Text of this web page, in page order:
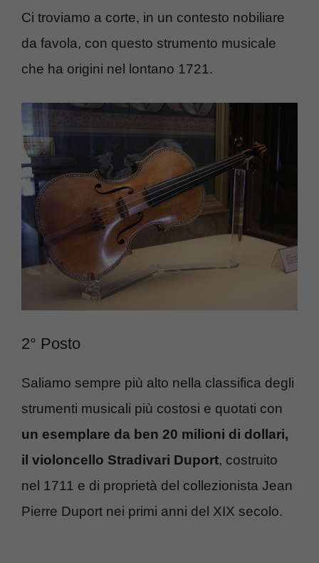
Ci troviamo a corte, in un contesto nobiliare
da favola, con questo strumento musicale
che ha origini nel lontano 1721.
2° Posto
Saliamo sempre più alto nella classifica degli
strumenti musicali più costosi e quotati con
un esemplare da ben 20 milioni di dollari,
il violoncello Stradivari Duport, costruito
nel 1711 e di proprietà del collezionista Jean
Pierre Duport nei primi anni del XIX secolo.